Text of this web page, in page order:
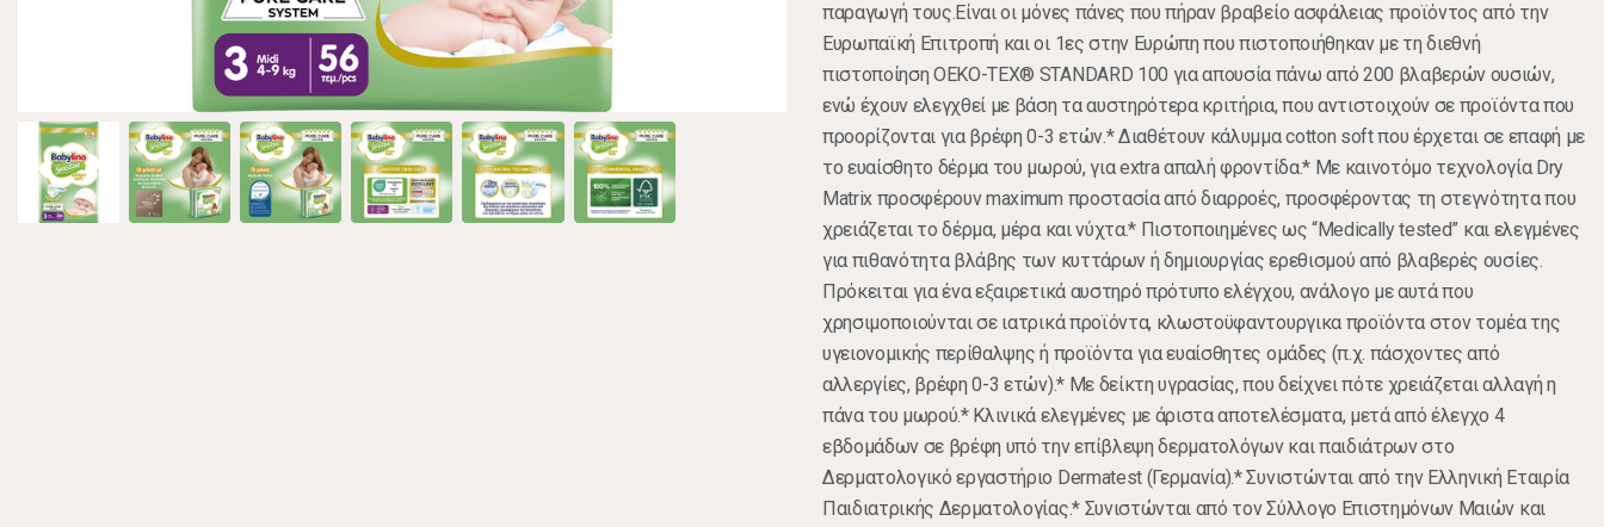
παραγωγή τους.Είναι οι μόνες πάνες που πήραν βραβείο ασφάλειας προϊόντος από την
Ευρωπαϊκή Επιτροπή και οι 1ες στην Ευρώπη που πιστοποιήθηκαν με τη διεθνή
πιστοποίηση OEKO-TEX® STANDARD 100 για απουσία πάνω από 200 βλαβερών ουσιών,
ενώ έχουν ελεγχθεί με βάση τα αυστηρότερα κριτήρια, που αντιστοιχούν σε προϊόντα που
προορίζονται για βρέφη 0-3 ετών.* Διαθέτουν κάλυμμα cotton soft που έρχεται σε επαφή με
το ευαίσθητο δέρμα του μωρού, για extra απαλή φροντίδα.* Mε καινοτόμο τεχνολογία Dry
Matrix προσφέρουν maximum προστασία από διαρροές, προσφέροντας τη στεγνότητα που
χρειάζεται το δέρμα, μέρα και νύχτα.* Πιστοποιημένες ως “Medically tested” και ελεγμένες
για πιθανότητα βλάβης των κυττάρων ή δημιουργίας ερεθισμού από βλαβερές ουσίες.
Πρόκειται για ένα εξαιρετικά αυστηρό πρότυπο ελέγχου, ανάλογο με αυτά που
χρησιμοποιούνται σε ιατρικά προϊόντα, κλωστοϋφαντουργικα προϊόντα στον τομέα της
υγειονομικής περίθαλψης ή προϊόντα για ευαίσθητες ομάδες (π.χ. πάσχοντες από
αλλεργίες, βρέφη 0-3 ετών).* Με δείκτη υγρασίας, που δείχνει πότε χρειάζεται αλλαγή η
πάνα του μωρού.* Κλινικά ελεγμένες με άριστα αποτελέσματα, μετά από έλεγχο 4
εβδομάδων σε βρέφη υπό την επίβλεψη δερματολόγων και παιδιάτρων στο
Δερματολογικό εργαστήριο Dermatest (Γερμανία).* Συνιστώνται από την Ελληνική Εταιρία
Παιδιατρικής Δερματολογίας.* Συνιστώνται από τον Σύλλογο Επιστημόνων Μαιών και